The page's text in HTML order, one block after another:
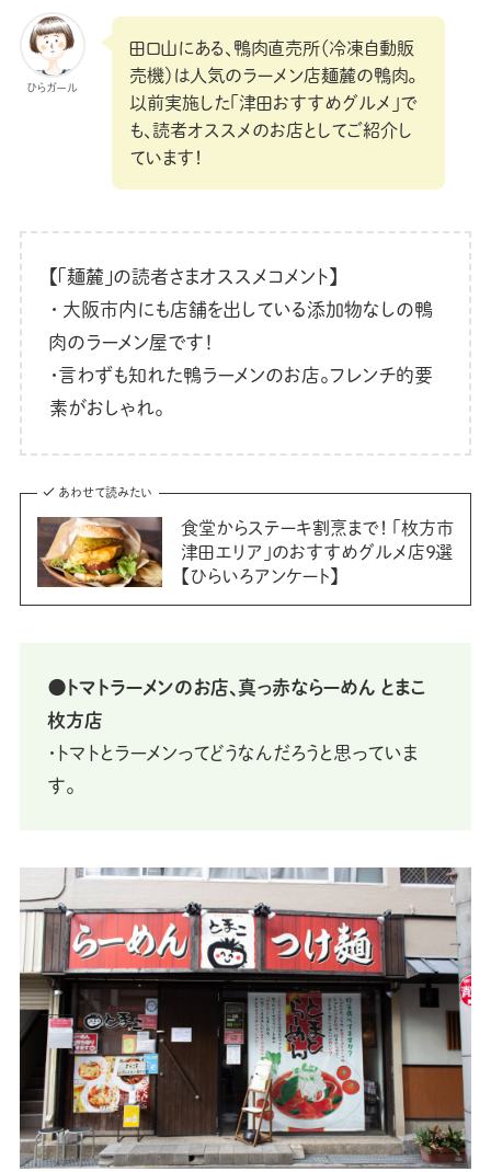
ひらガール
田口山にある、鴨肉直売所（冷凍自動販
売機）は人気のラーメン店麺麓の鴨肉。
以前実施した「津田おすすめグルメ」で
も、読者オススメのお店としてご紹介し
ています！
【「麺麓」の読者さまオススメコメント】
・ 大阪市内にも店舗を出している添加物なしの鴨
肉のラーメン屋です！
・言わずも知れた鴨ラーメンのお店。フレンチ的要
素がおしゃれ。
あわせて読みたい
食堂からステーキ割烹まで！ 「枚方市
津田エリア」のおすすめグルメ店９選
【ひらいろアンケート】
⚫トマトラーメンのお店、真っ赤ならーめん とまこ
枚方店
・トマトとラーメンってどうなんだろうと思っていま
す。